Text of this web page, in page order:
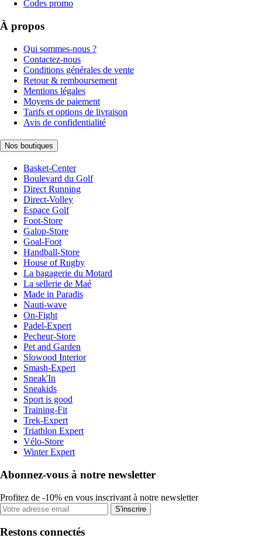
Codes promo
À propos
Qui sommes-nous ?
Contactez-nous
Conditions générales de vente
Retour & remboursement
Mentions légales
Moyens de paiement
Tarifs et options de livraison
Avis de confidentialité
Nos boutiques
Basket-Center
Boulevard du Golf
Direct Running
Direct-Volley
Espace Golf
Foot-Store
Galop-Store
Goal-Foot
Handball-Store
House of Rugby
La bagagerie du Motard
La sellerie de Maé
Made in Paradis
Nauti-wave
On-Fight
Padel-Expert
Pecheur-Store
Pet and Garden
Slowood Interior
Smash-Expert
Sneak'In
Sneakids
Sport is good
Training-Fit
Trek-Expert
Triathlon Expert
Vélo-Store
Winter Expert
Abonnez-vous à notre newsletter
Profitez de -10% en vous inscrivant à notre newsletter
S'inscrire
Restons connectés